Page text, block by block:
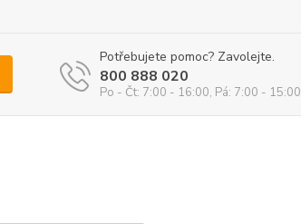
Potřebujete pomoc? Zavolejte.
800 888 020
Po - Čt: 7:00 - 16:00, Pá: 7:00 - 15:00